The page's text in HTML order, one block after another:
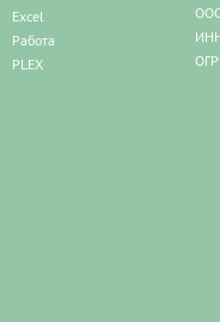
Excel
Работа
PLEX